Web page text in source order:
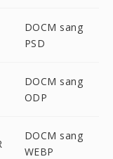
DOCM sang
PSD
DOCM sang
ODP
DOCM sang
WEBP